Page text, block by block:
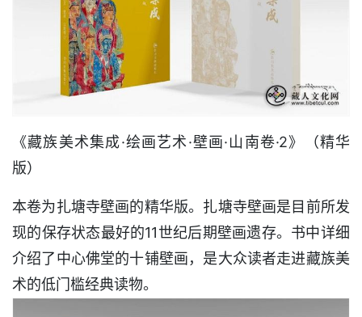
《藏族美术集成·绘画艺术·壁画·山南卷·2》（精华
版）
本卷为扎塘寺壁画的精华版。扎塘寺壁画是目前所发
现的保存状态最好的11世纪后期壁画遗存。书中详细
介绍了中心佛堂的十铺壁画，是大众读者走进藏族美
术的低门槛经典读物。